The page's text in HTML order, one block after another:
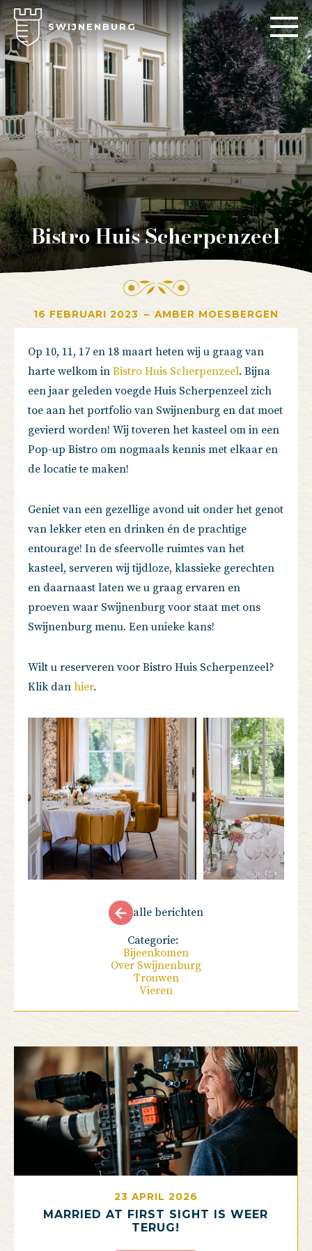
SWIJNENBURG
Bistro Huis Scherpenzeel
16 FEBRUARI 2023 – AMBER MOESBERGEN
Op 10, 11, 17 en 18 maart heten wij u graag van
harte welkom in Bistro Huis Scherpenzeel. Bijna
een jaar geleden voegde Huis Scherpenzeel zich
toe aan het portfolio van Swijnenburg en dat moet
gevierd worden! Wij toveren het kasteel om in een
Pop-up Bistro om nogmaals kennis met elkaar en
de locatie te maken!
Geniet van een gezellige avond uit onder het genot
van lekker eten en drinken én de prachtige
entourage! In de sfeervolle ruimtes van het
kasteel, serveren wij tijdloze, klassieke gerechten
en daarnaast laten we u graag ervaren en
proeven waar Swijnenburg voor staat met ons
Swijnenburg menu. Een unieke kans!
Wilt u reserveren voor Bistro Huis Scherpenzeel?
Klik dan hier.
alle berichten
Categorie:
Bijeenkomen
Over Swijnenburg
Trouwen
Vieren
23 APRIL 2026
MARRIED AT FIRST SIGHT IS WEER
TERUG!